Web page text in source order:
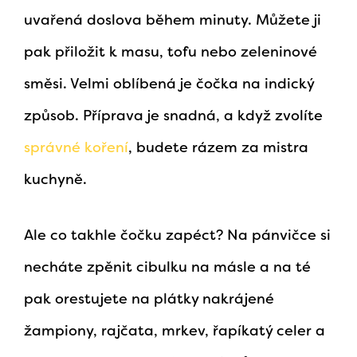
uvařená doslova během minuty. Můžete ji
pak přiložit k masu, tofu nebo zeleninové
směsi. Velmi oblíbená je čočka na indický
způsob. Příprava je snadná, a když zvolíte
správné koření, budete rázem za mistra
kuchyně.
Ale co takhle čočku zapéct? Na pánvičce si
necháte zpěnit cibulku na másle a na té
pak orestujete na plátky nakrájené
žampiony, rajčata, mrkev, řapíkatý celer a